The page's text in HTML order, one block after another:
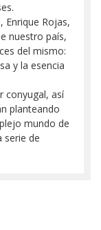
Enrique Rojas,
nuestro país,
del mismo:
y la esencia
conyugal, así
planteando
mundo de
serie de